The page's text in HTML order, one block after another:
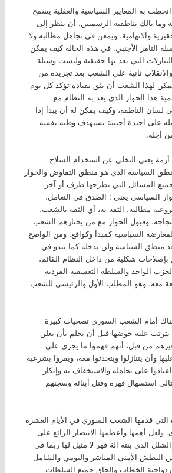
به المعايير السياسية والعقلية يسمح
وما بالك بناطقيه الرسميين، أن ينظر إلى
والاتهامية، ويمعن في تجاهل مطالبه ولا
التآمر الأجنبي. في هذه الحالة كيف يمكن
التي يعد بها حقيقية وليست وسيلة
ثانية على الشعب بعد تجريده من
لهذا الشعب أن يثق بقيادة تؤكد كل يوم
هذا الحوار الذي يعد به النظام مع
لسان الناطقة، وكيف يمكن له أن يبدأ إذا
على اجندة أجنبية تستهدف وطنه نفسه
أجله.
أزمة يعني التخلي عن استخدام السلاح
السياسة الذي هو منطق التفاوض والحوار
المسائل التي يطرحها طرف أو آخر.
السياسي يعني : الصدق في التعامل،
مطالبه، الثقة به، أي الثقة بالشعب،
وقبول الحوار مع من يختارهم الشعب
السياسية كمبدأ وكواقع. ومن الواضح
منطق السياسة ولن يدخله كما يبدو في
بإصلاحات شكلية من داخل النظام القائم،
الواحد والسلطة التعسفية الفردية
معه. وهو المطلب الأول والرئيسي للشعب
أمام الشعب السوري تضحيات كبيرة
يترتب عليه خوضها قبل أن يحلم بأن يعلن
من قبل، أنهم فهموا ما يجري على
وأن يتنازلوا ويتحدثوا معه، ويقروا بشرعية
على تجاهله والاستخفاف به وإنكار
استسهال قهره وقتل أبنائه وسجنهم
التي قدمها الشعب السوري في الأيام العشرة
أهمها وأعظمها الانتصار الرائع على
الذي بنته آلة قهر لا مثيل لها ربما في
البطش الأمني المباشر واليومي والشامل
وازدواجية الخطاب وإلحاق جميع السلطات